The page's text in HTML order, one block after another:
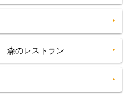
森のレストラン